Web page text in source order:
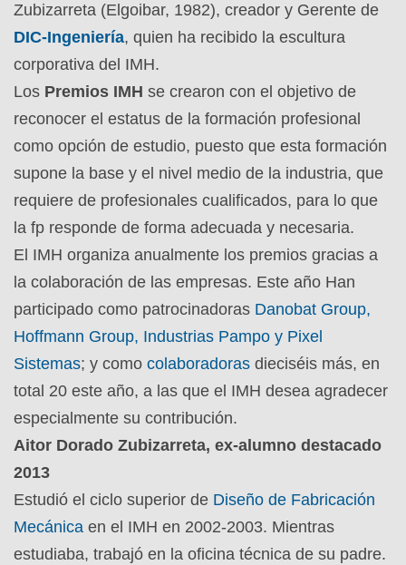
Zubizarreta (Elgoibar, 1982), creador y Gerente de
DIC-Ingeniería, quien ha recibido la escultura
corporativa del IMH.
Los Premios IMH se crearon con el objetivo de
reconocer el estatus de la formación profesional
como opción de estudio, puesto que esta formación
supone la base y el nivel medio de la industria, que
requiere de profesionales cualificados, para lo que
la fp responde de forma adecuada y necesaria.
El IMH organiza anualmente los premios gracias a
la colaboración de las empresas. Este año Han
participado como patrocinadoras Danobat Group,
Hoffmann Group, Industrias Pampo y Pixel
Sistemas; y como colaboradoras dieciséis más, en
total 20 este año, a las que el IMH desea agradecer
especialmente su contribución.
Aitor Dorado Zubizarreta, ex-alumno destacado
2013
Estudió el ciclo superior de Diseño de Fabricación
Mecánica en el IMH en 2002-2003. Mientras
estudiaba, trabajó en la oficina técnica de su padre.